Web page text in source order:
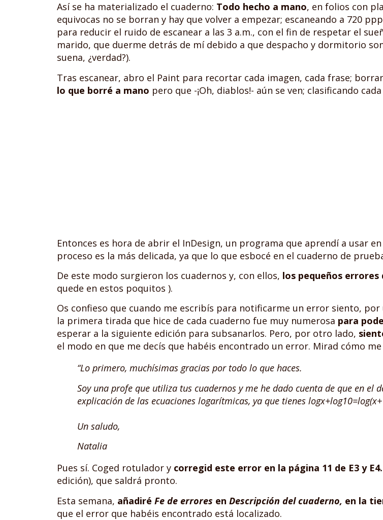
Así se ha materializado el cuaderno: Todo hecho a mano, en folios con
equivocas no se borran y hay que volver a empezar; escaneando a 720
para reducir el ruido de escanear a las 3 a.m., con el fin de respetar el
marido, que duerme detrás de mí debido a que despacho y dormitorio
suena, ¿verdad?).
Tras escanear, abro el Paint para recortar cada imagen, cada frase;
lo que borré a mano pero que -¡Oh, diablos!- aún se ven; clasificando
Entonces es hora de abrir el InDesign, un programa que aprendí a usar
proceso es la más delicada, ya que lo que esbocé en el cuaderno de
De este modo surgieron los cuadernos y, con ellos, los pequeños
quede en estos poquitos ).
Os confieso que cuando me escribís para notificarme un error siento,
la primera tirada que hice de cada cuaderno fue muy numerosa para
esperar a la siguiente edición para subsanarlos. Pero, por otro lado,
el modo en que me decís que habéis encontrado un error. Mirad cómo
“Lo primero, muchísimas gracias por todo lo que haces.
Soy una profe que utiliza tus cuadernos y me he dado cuenta de que en el
explicación de las ecuaciones logarítmicas, ya que tienes
Un saludo,
Natalia
Pues sí. Coged rotulador y corregid este error en la página 11 de E3 y E4.
edición), que saldrá pronto.
Esta semana, añadiré Fe de errores en Descripción del cuaderno, en la
que el error que habéis encontrado está localizado.